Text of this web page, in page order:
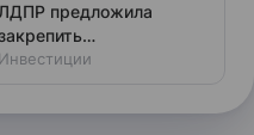
предложила
неприкосновенность
Инвестиции